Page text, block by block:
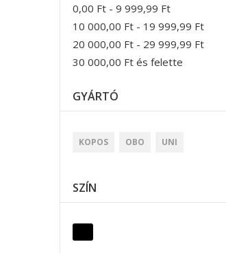
0,00 Ft - 9 999,99 Ft
10 000,00 Ft - 19 999,99 Ft
20 000,00 Ft - 29 999,99 Ft
30 000,00 Ft és felette
GYÁRTÓ
KOPOS OBO UNI
SZÍN